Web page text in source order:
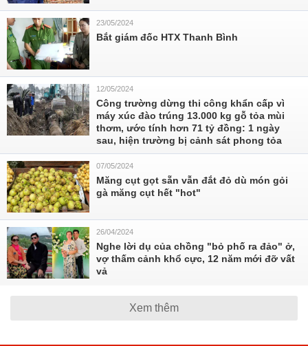
23/05/2024
Bắt giám đốc HTX Thanh Bình
12/05/2024
Công trường dừng thi công khẩn cấp vì
máy xúc đào trúng 13.000 kg gỗ tỏa mùi
thơm, ước tính hơn 71 tỷ đồng: 1 ngày
sau, hiện trường bị cảnh sát phong tỏa
07/05/2024
Măng cụt gọt sẵn vẫn đắt đỏ dù món gỏi
gà măng cụt hết "hot"
26/04/2024
Nghe lời dụ của chồng "bỏ phố ra đảo" ở,
vợ thấm cảnh khổ cực, 12 năm mới đỡ vất
vả
Xem thêm